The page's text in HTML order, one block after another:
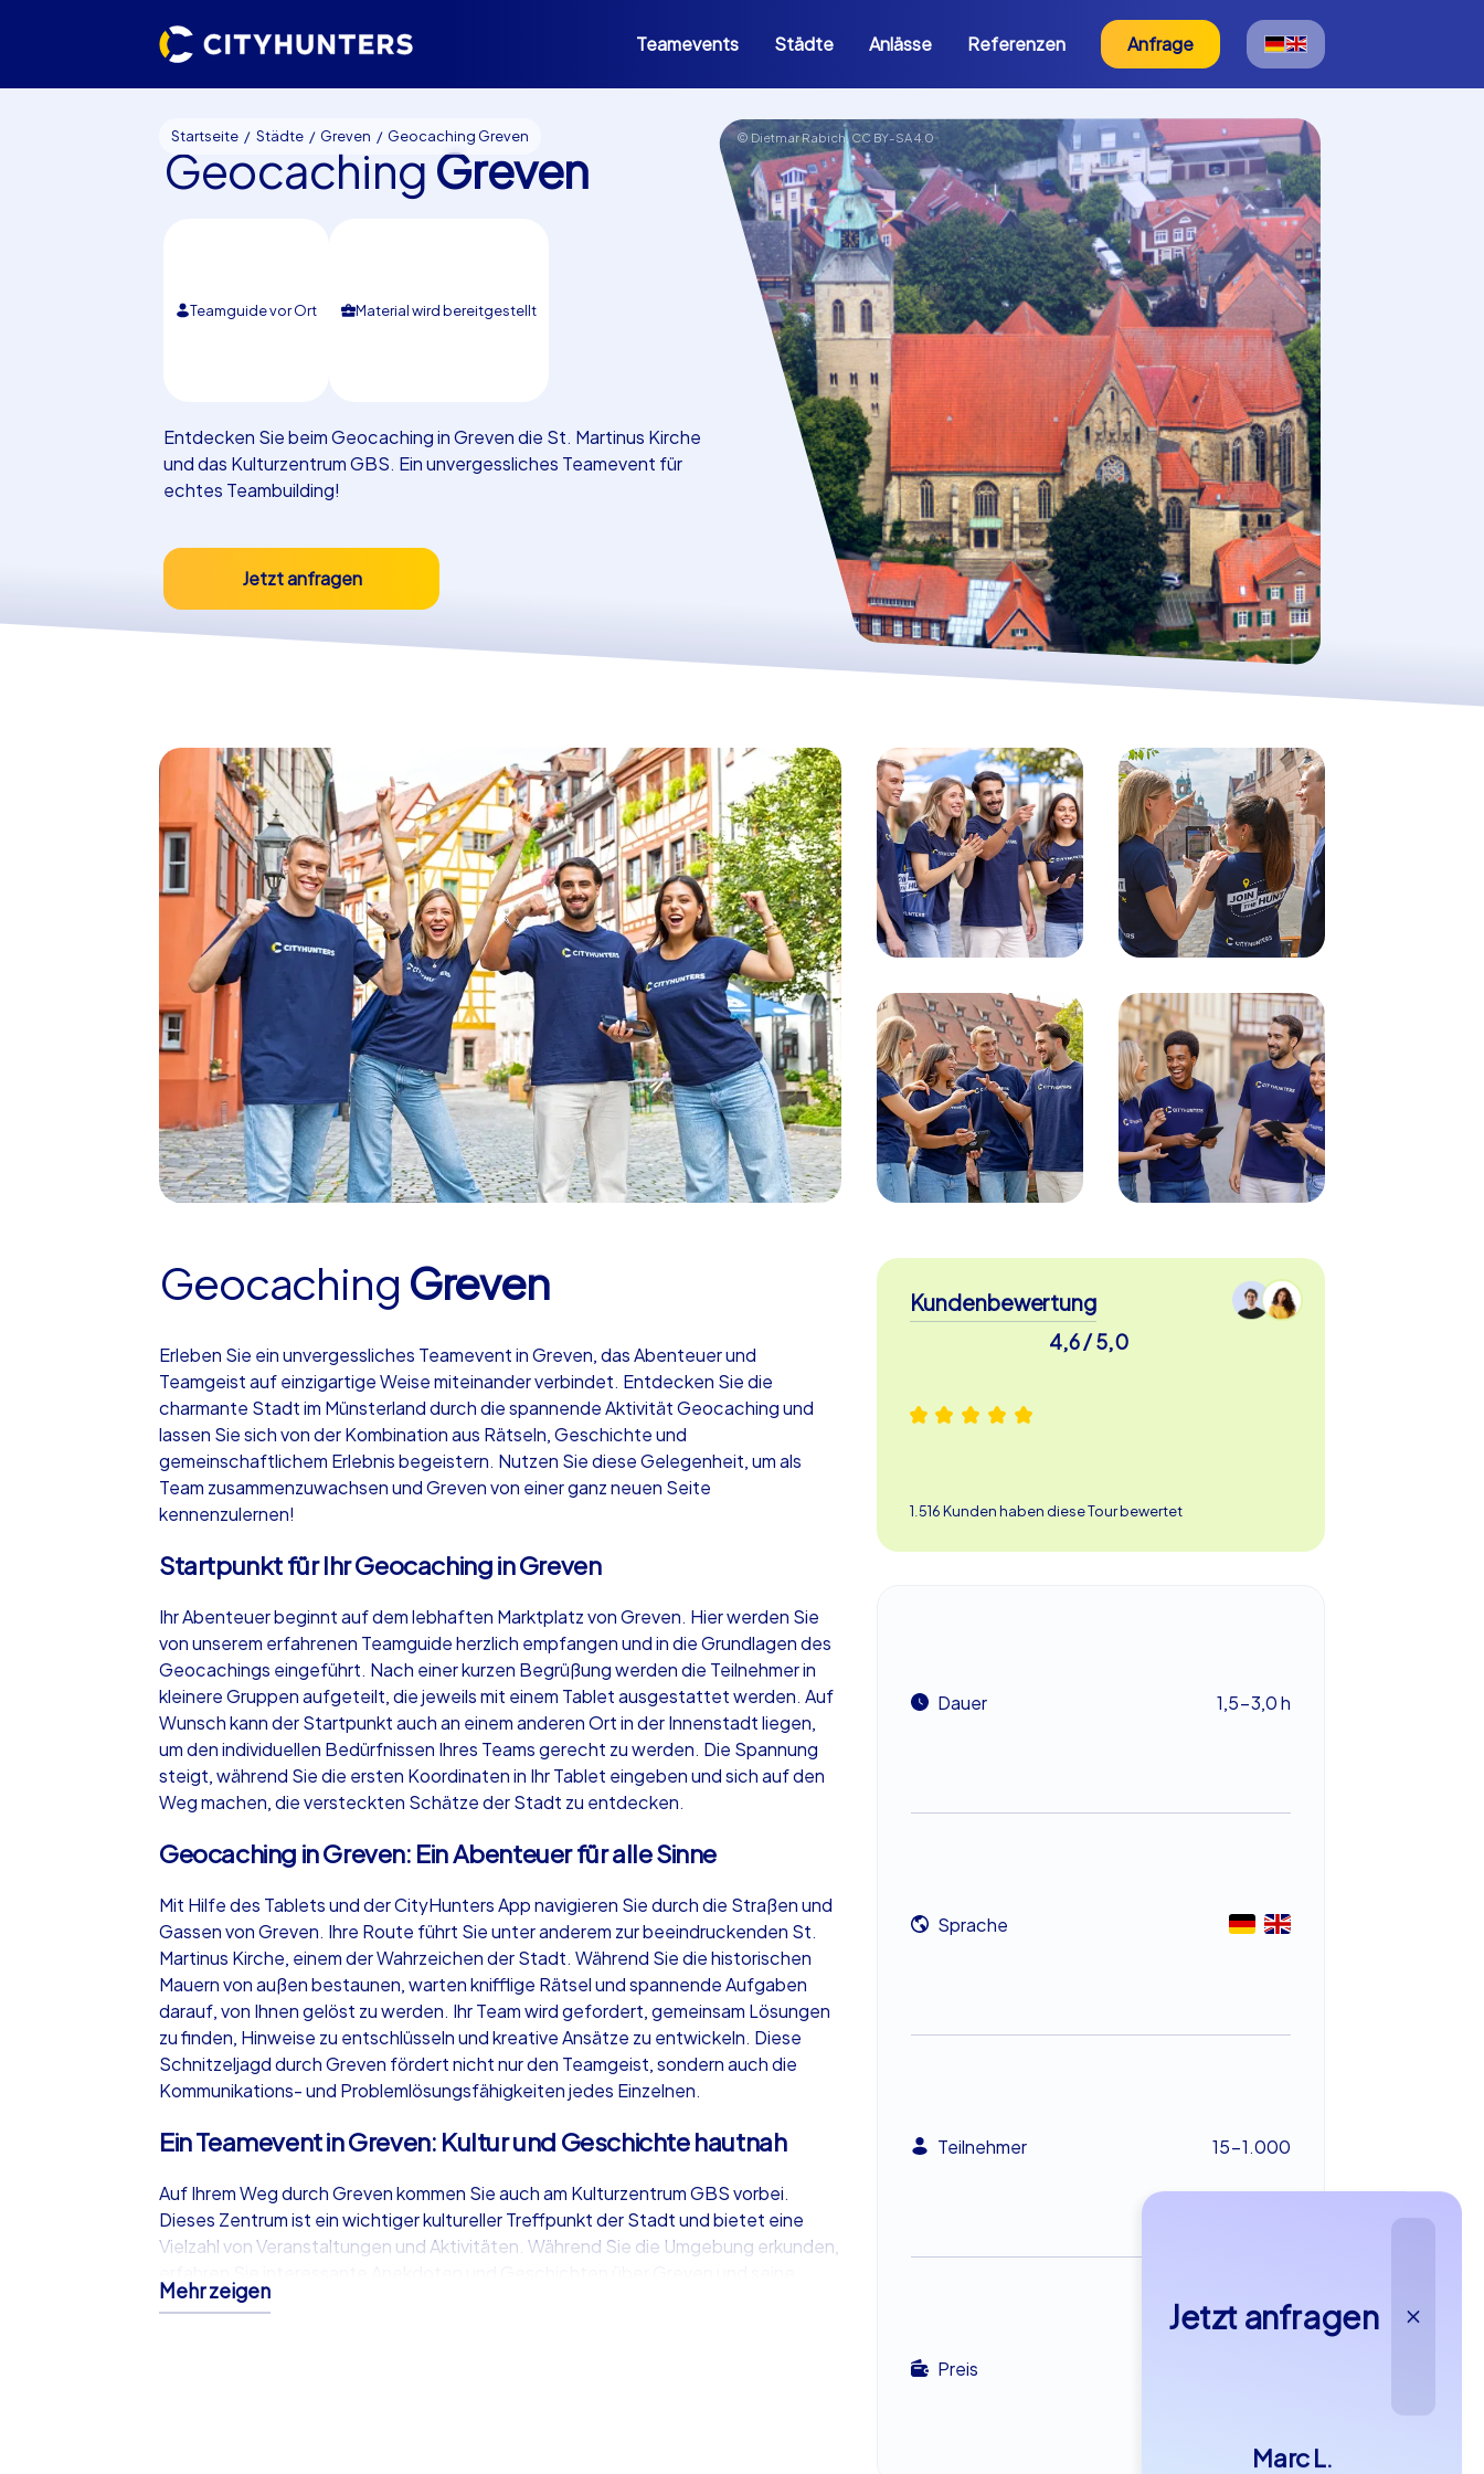
Teamevents Städte Anlässe Referenzen Anfrage
Startseite Städte Greven Geocaching Greven © Dietmar Rabich,CC BY-SA 4.0
Geocaching Greven
Teamguide vor Ort Material wird bereitgestellt
Entdecken Sie beim Geocaching in Greven die St. Martinus Kirche
und das Kulturzentrum GBS. Ein unvergessliches Teamevent für
echtes Teambuilding!
Jetzt anfragen
Geocaching Greven
Erleben Sie ein unvergessliches Teamevent in Greven, das Abenteuer und
Teamgeist auf einzigartige Weise miteinander verbindet. Entdecken Sie die
charmante Stadt im Münsterland durch die spannende Aktivität Geocaching und
lassen Sie sich von der Kombination aus Rätseln, Geschichte und
gemeinschaftlichem Erlebnis begeistern. Nutzen Sie diese Gelegenheit, um als
Team zusammenzuwachsen und Greven von einer ganz neuen Seite
kennenzulernen!
Startpunkt für Ihr Geocaching in Greven
Ihr Abenteuer beginnt auf dem lebhaften Marktplatz von Greven. Hier werden Sie
von unserem erfahrenen Teamguide herzlich empfangen und in die Grundlagen des
Geocachings eingeführt. Nach einer kurzen Begrüßung werden die Teilnehmer in
kleinere Gruppen aufgeteilt, die jeweils mit einem Tablet ausgestattet werden. Auf
Wunsch kann der Startpunkt auch an einem anderen Ort in der Innenstadt liegen,
um den individuellen Bedürfnissen Ihres Teams gerecht zu werden. Die Spannung
steigt, während Sie die ersten Koordinaten in Ihr Tablet eingeben und sich auf den
Weg machen, die versteckten Schätze der Stadt zu entdecken.
Geocaching in Greven: Ein Abenteuer für alle Sinne
Mit Hilfe des Tablets und der CityHunters App navigieren Sie durch die Straßen und
Gassen von Greven. Ihre Route führt Sie unter anderem zur beeindruckenden St.
Martinus Kirche, einem der Wahrzeichen der Stadt. Während Sie die historischen
Mauern von außen bestaunen, warten knifflige Rätsel und spannende Aufgaben
darauf, von Ihnen gelöst zu werden. Ihr Team wird gefordert, gemeinsam Lösungen
zu finden, Hinweise zu entschlüsseln und kreative Ansätze zu entwickeln. Diese
Schnitzeljagd durch Greven fördert nicht nur den Teamgeist, sondern auch die
Kommunikations- und Problemlösungsfähigkeiten jedes Einzelnen.
Ein Teamevent in Greven: Kultur und Geschichte hautnah
Auf Ihrem Weg durch Greven kommen Sie auch am Kulturzentrum GBS vorbei.
Dieses Zentrum ist ein wichtiger kultureller Treffpunkt der Stadt und bietet eine
Vielzahl von Veranstaltungen und Aktivitäten. Während Sie die Umgebung erkunden,
Bewohner. Diese kulturellen Einblicke machen das Geocaching in Greven zu einem
Mehr zeigen
Kundenbewertung
4,6 / 5,0
1.516 Kunden haben diese Tour bewertet
Dauer 1,5-3,0 h
Sprache
Teilnehmer 15-1.000
Preis
Jetzt anfragen
Marc L.